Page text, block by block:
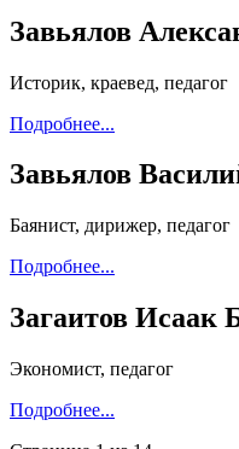
Завьялов
Историк, краевед, педагог
Подробнее...
Завьялов
Баянист, дирижер, педагог
Подробнее...
Загаитов Исаак
Экономист, педагог
Подробнее...